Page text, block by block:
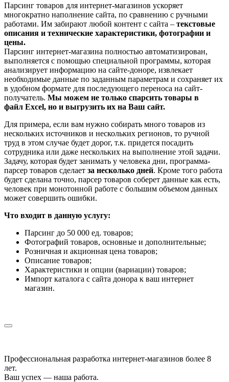
Парсинг товаров для интернет-магазинов ускоряет
многократно наполнение сайта, по сравнению с ручными
работами. Им забирают любой контент с сайта – текстовые
описания и технические характеристики, фотографии и
цены.
Парсинг интернет-магазина полностью автоматизирован,
выполняется с помощью специальной программы, которая
анализирует информацию на сайте-доноре, извлекает
необходимые данные по заданным параметрам и сохраняет их
в удобном формате для последующего переноса на сайт-
получатель. Мы можем не только спарсить товары в
файл Excel, но и выгрузить их на Ваш сайт.
Для примера, если вам нужно собирать много товаров из
нескольких источников и нескольких регионов, то ручной
труд в этом случае будет дорог, т.к. придется посадить
сотрудника или даже нескольких на выполнение этой задачи.
Задачу, которая будет занимать у человека дни, программа-
парсер товаров сделает за несколько дней. Кроме того работа
будет сделана точно, парсер товаров соберет данные как есть,
человек при монотонной работе с большим объемом данных
может совершить ошибки.
Что входит в данную услугу:
Парсинг до 50 000 ед. товаров;
Фотографий товаров, основные и дополнительные;
Розничная и акционная цена товаров;
Описание товаров;
Характеристики и опции (вариации) товаров;
Импорт каталога с сайта донора к ваш интернет
магазин.
Профессиональная разработка интернет-магазинов более 8
лет.
Ваш успех — наша работа.